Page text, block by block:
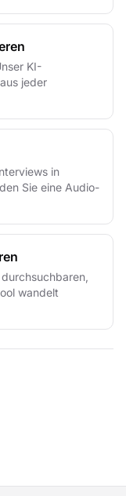
KI-
jeder
in
Sie eine Audio-
wandelt